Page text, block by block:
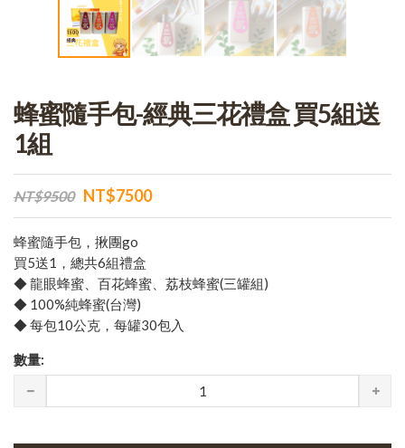
蜂蜜隨手包-經典三花禮盒 買5組送
1組
NT$9500 NT$7500
蜂蜜隨手包，揪團go
買5送1，總共6組禮盒
◆ 龍眼蜂蜜、百花蜂蜜、荔枝蜂蜜(三罐組)
◆ 100%純蜂蜜(台灣)
◆ 每包10公克，每罐30包入
數量: